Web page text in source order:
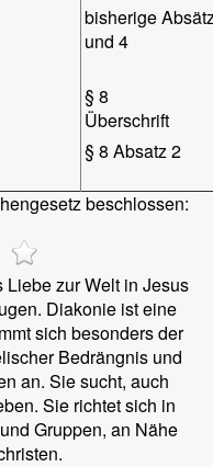
bisherige
und 4
§ 8
Überschrift
§ 8 Absatz 2
beschlossen:
Liebe zur Welt in Jesus
Diakonie ist eine
sich besonders der
Bedrängnis und
an. Sie sucht, auch
Sie richtet sich in
Gruppen, an Nähe